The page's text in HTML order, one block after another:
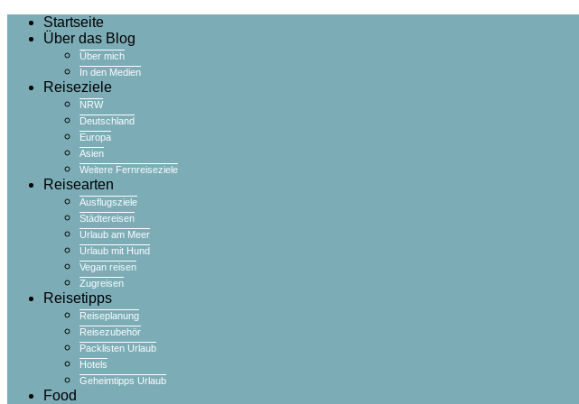
Startseite
Über das Blog
Über mich
In den Medien
Reiseziele
NRW
Deutschland
Europa
Asien
Weitere Fernreiseziele
Reisearten
Ausflugsziele
Städtereisen
Urlaub am Meer
Urlaub mit Hund
Vegan reisen
Zugreisen
Reisetipps
Reiseplanung
Reisezubehör
Packlisten Urlaub
Hotels
Geheimtipps Urlaub
Food